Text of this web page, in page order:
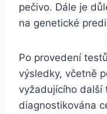
pečivo. Dále je
na genetické
Po provedení
výsledky, včetně
vyžadujícího další
diagnostikována